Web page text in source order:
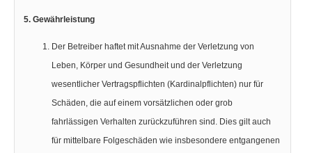
5. Gewährleistung
Der Betreiber haftet mit Ausnahme der Verletzung von
Leben, Körper und Gesundheit und der Verletzung
wesentlicher Vertragspflichten (Kardinalpflichten) nur für
Schäden, die auf einem vorsätzlichen oder grob
fahrlässigen Verhalten zurückzuführen sind. Dies gilt auch
für mittelbare Folgeschäden wie insbesondere entgangenen